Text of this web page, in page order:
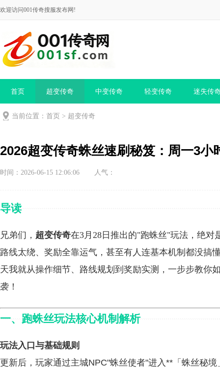
欢迎访问001传奇搜服发布网!
首页 超变传奇 中变传奇 轻变传奇 迷失传
当前位置： 首页 > 超变传奇
2026超变传奇蛛丝速刷秘笈：周一3小
时间：2026-06-15 12:06:06 人气：
导读
兄弟们， 超变传奇在3月28日推出的"跑蛛丝"玩法，绝
路线太绕、奖励全靠运气，甚至有人连基本机制都没搞
天我就从操作细节、路线规划到奖励实测，一步步教你
袭！
一、 跑蛛丝玩法核心机制解析
玩法入口与基础规则
更新后，玩家通过主城NPC"蛛丝使者"进入**「蛛丝秘